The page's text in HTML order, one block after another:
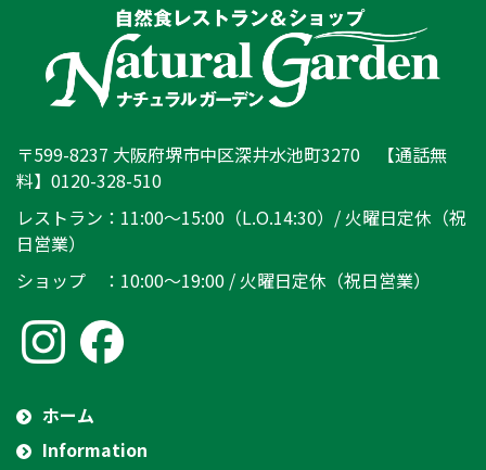
〒599-8237 大阪府堺市中区深井水池町3270 【通話無
料】0120-328-510
レストラン：11:00～15:00（L.O.14:30）/ 火曜日定休（祝
日営業）
ショップ ：10:00～19:00 / 火曜日定休（祝日営業）
ホーム
Information